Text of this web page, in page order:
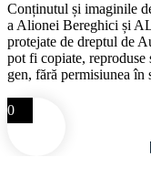
Conținutul și imaginile
a Alionei Bereghici și
protejate de dreptul de
pot fi copiate, reproduse
gen, fără permisiunea
0